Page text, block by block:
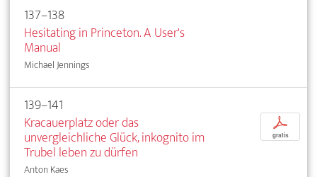
137–138
Hesitating in Princeton. A User's
Manual
Michael Jennings
139–141
Kracauerplatz oder das
unvergleichliche Glück, inkognito im
Trubel leben zu dürfen
Anton Kaes
p
gratis